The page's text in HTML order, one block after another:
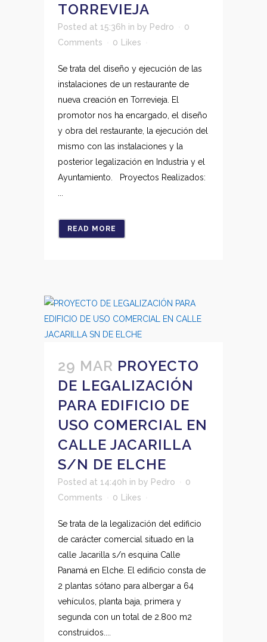
TORREVIEJA
Posted at 15:36h in by Pedro
0
Comments
0 Likes
Se trata del diseño y ejecución de las
instalaciones de un restaurante de
nueva creación en Torrevieja. El
promotor nos ha encargado, el diseño
y obra del restaurante, la ejecución del
mismo con las instalaciones y la
posterior legalización en Industria y el
Ayuntamiento. Proyectos Realizados:
READ MORE
29 MAR PROYECTO
DE LEGALIZACIÓN
PARA EDIFICIO DE
USO COMERCIAL EN
CALLE JACARILLA
S/N DE ELCHE
Posted at 14:40h in by Pedro
0
Comments
0 Likes
Se trata de la legalización del edificio
de carácter comercial situado en la
calle Jacarilla s/n esquina Calle
Panamá en Elche. El edificio consta de
2 plantas sótano para albergar a 64
vehículos, planta baja, primera y
segunda con un total de 2.800 m2
construidos....